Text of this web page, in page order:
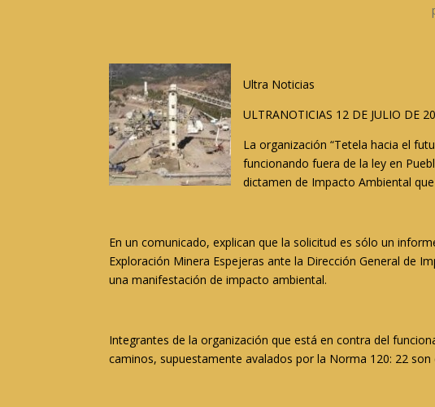
Ultra Noticias
ULTRANOTICIAS 12 DE JULIO DE
La organización “Tetela hacia el
funcionando fuera de la ley en
dictamen de Impacto Ambiental
En un comunicado, explican que la solicitud es sólo un
Exploración Minera Espejeras ante la Dirección General de
una manifestación de impacto ambiental.
Integrantes de la organización que está en contra del
caminos, supuestamente avalados por la Norma 120: 22